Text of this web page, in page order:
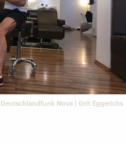
Deutschlandfunk Nova | Grit Eggerichs